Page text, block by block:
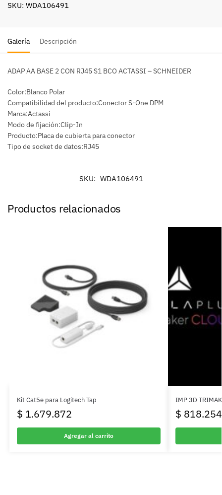
SKU: WDA106491
Galería Descripción
ADAP AA BASE 2 CON RJ45 S1 BCO ACTASSI – SCHNEIDER
Color:Blanco Polar
Compatibilidad del producto:Conector S-One DPM
Marca:Actassi
Modo de fijación:Clip-In
Producto:Placa de cubierta para conector
Tipo de socket de datos:RJ45
SKU: WDA106491
Productos relacionados
Kit Cat5e para Logitech Tap
$ 1.679.872
Agregar al carrito
IMP 3D
$ 818.254